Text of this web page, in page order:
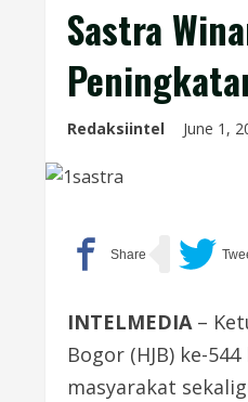
Sastra
Redaksiintel June 1,
INTELMEDIA–
Bogor (HJB) ke-
masyarakat